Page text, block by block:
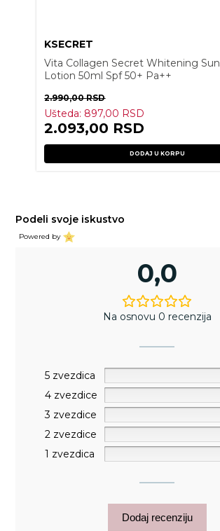
KSECRET
Vita Collagen Secret Whitening Sun
Lotion 50ml Spf 50+ Pa++
2.990,00RSD
Ušteda: 897,00 RSD
2.093,00 RSD
DODAJ U KORPU
Podeli svoje iskustvo
Powered by
0,0
Na osnovu 0 recenzija
5 zvezdica
4 zvezdice
3 zvezdice
2 zvezdice
1 zvezdica
Dodaj recenziju